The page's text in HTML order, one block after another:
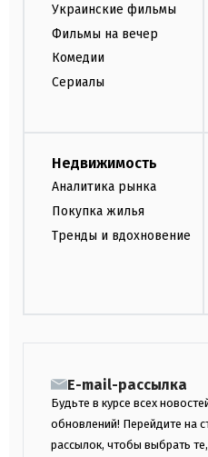
Украинские фильмы
Фильмы на вечер
Комедии
Сериалы
Недвижимость
Аналитика рынка
Покупка жилья
Тренды и вдохновение
E-mail-рассылка
Будьте в курсе всех
обновлений! Перейдите на
рассылок, чтобы выбрать